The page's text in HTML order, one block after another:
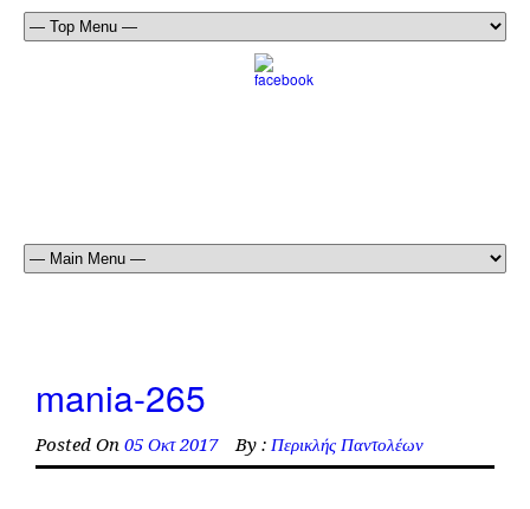
mania-265
Posted On 05 Οκτ 2017 By : Περικλής Παντολέων